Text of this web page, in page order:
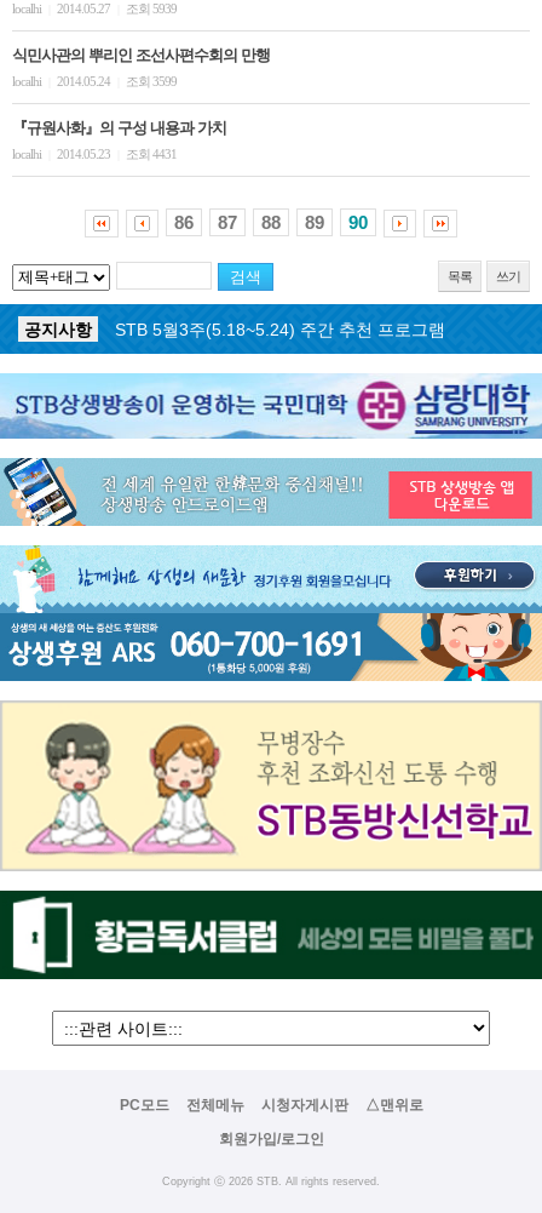
localhi 2014.05.27 조회 5939
식민사관의 뿌리인 조선사편수회의 만행
localhi 2014.05.24 조회 3599
『규원사화』의 구성 내용과 가치
localhi 2014.05.23 조회 4431
86 87 88 89 90
목록 쓰기
공지사항 ON AIR 서비스 장애 복구 안내
공지사항
STB 5월4주(5.25~5.31) 주간 추천 프로그램
공지사항
STB 5월3주(5.18~5.24) 주간 추천 프로그램
공지사항
STB 4월마지막주(4.27~5.3) 주간 추천 프로그램
STB 4월4주(4.20~4.26) 주간 추천 프로그램
공지사항
STB 4월2주(4.6~4.12) 주간 추천 프로그램
공지사항
STB 4월1주(3.30~4.5) 주간 추천 프로그램
공지사항
STB 3월4주(3.23~3.29) 주간 추천 프로그램
PC모드 전체메뉴 시청자게시판
△맨위로
회원가입/로그인
Copyright ⓒ 2026 STB. All rights reserved.